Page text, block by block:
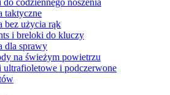
codziennego noszenia
taktyczne
bez użycia rąk
i breloki do kluczy
dla sprawy
na świeżym powietrzu
ultrafioletowe i podczerwone